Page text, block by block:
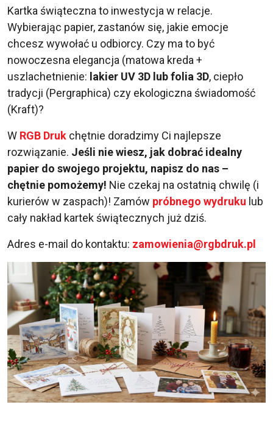
Kartka świąteczna to inwestycja w relacje.
Wybierając papier, zastanów się, jakie emocje
chcesz wywołać u odbiorcy. Czy ma to być
nowoczesna elegancja (matowa kreda +
uszlachetnienie: lakier UV 3D lub folia 3D, ciepło
tradycji (Pergraphica) czy ekologiczna świadomość
(Kraft)?
W RGB Druk chętnie doradzimy Ci najlepsze
rozwiązanie. Jeśli nie wiesz, jak dobrać idealny
papier do swojego projektu, napisz do nas –
chętnie pomożemy! Nie czekaj na ostatnią chwilę (i
kurierów w zaspach)! Zamów próbnego wydruku lub
cały nakład kartek świątecznych już dziś.
Adres e-mail do kontaktu: zamowienia@rgbdruk.pl